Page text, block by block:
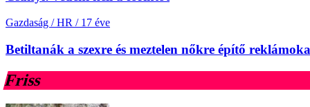
Gazdaság / HR / 17 éve
Betiltanák a szexre és meztelen nőkre építő
Friss